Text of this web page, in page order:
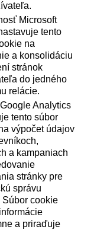
Microsoft
tento
na
a konsolidáciu
stránok
do jedného
relácie.
Analytics
tento súbor
výpočet údajov
a kampaniach
stránky pre
správu
Súbor cookie
a priraďuje